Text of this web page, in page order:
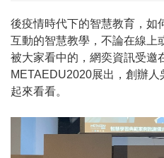
後疫情時代下的智慧教育，如
互動的智慧教學，不論在線上
被大家看中的，網奕資訊受邀
METAEDU2020展出，創辦
起來看看。